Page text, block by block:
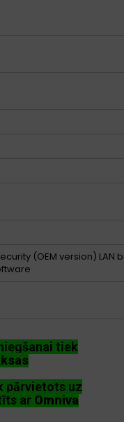
(OEM version) LAN
tiek
pārvietots uz
ar Omniva